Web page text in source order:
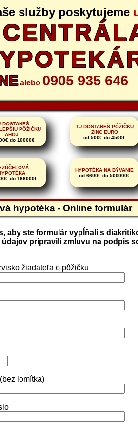
služby poskytujeme
alebo 0905 935 646
DOSTANEŠ
PÔŽIČKU
AHOJ
do 10000€
TU DOSTANEŠ PÔŽIČKU
ZINC EURO
od 500€ do 4500€
do 166000€
HYPOTÉKA NA BÝVANIE
od 6600€ do 500000€
hypotéka - Online formulár
aby ste formulár vypĺňali s
pripravili zmluvu na podpis
žiadateľa o pôžičku
lomítka)